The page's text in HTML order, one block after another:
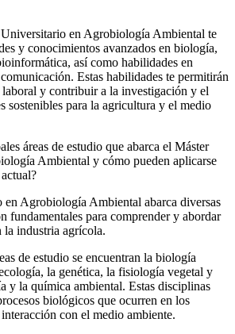
en Agrobiología Ambiental te
y conocimientos avanzados en biología,
así como habilidades en
Estas habilidades te permitirán
laboral y contribuir a la investigación y el
sostenibles para la agricultura y el medio
áreas de estudio que abarca el Máster
Ambiental y cómo pueden aplicarse
Agrobiología Ambiental abarca diversas
fundamentales para comprender y abordar
la industria agrícola.
de estudio se encuentran la biología
la genética, la fisiología vegetal y
y la química ambiental. Estas disciplinas
biológicos que ocurren en los
con el medio ambiente.